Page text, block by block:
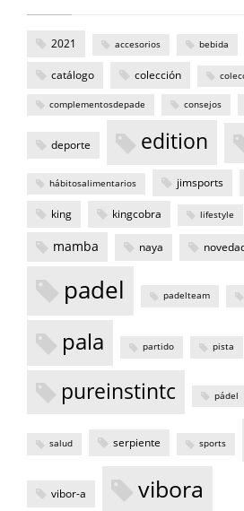
2021 accesorios bebida
catálogo colección
complementosdepade consejos
deporte edition
hábitosalimentarios jimsports
king kingcobra lifestyle
mamba naya
padel padelteam
pala partido pista
pureinstintc pádel
salud serpiente sports
vibor-a vibora